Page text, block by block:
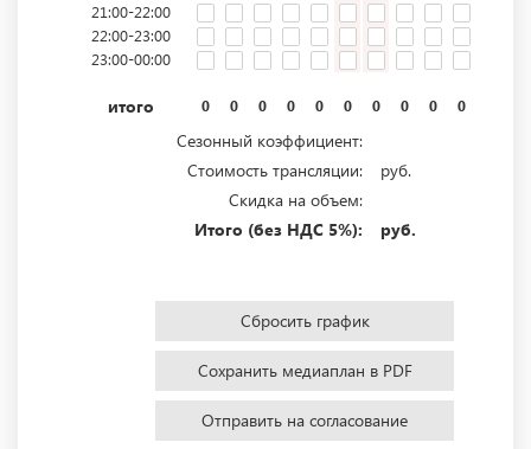
21:00-22:00
22:00-23:00
23:00-00:00
итого 0 0 0 0 0 0 0 0 0 0
Сезонный коэффициент:
Стоимость трансляции:
руб.
Скидка на объем:
Итого (без НДС 5%):
руб.
Сбросить график
Сохранить медиаплан в PDF
Отправить на согласование